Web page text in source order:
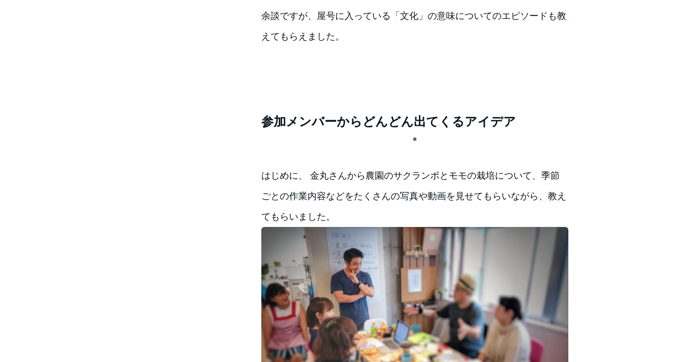
余談ですが、屋号に入っている「文化」の意味についてのエピソードも教
えてもらえました。
参加メンバーからどんどん出てくるアイデア
はじめに、 金丸さんから農園のサクランボとモモの栽培について、季節
ごとの作業内容などをたくさんの写真や動画を見せてもらいながら、教え
てもらいました。